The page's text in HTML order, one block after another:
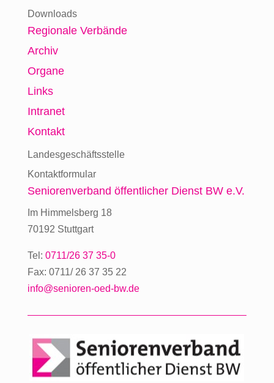
Downloads
Regionale Verbände
Archiv
Organe
Links
Intranet
Kontakt
Landesgeschäftsstelle
Kontaktformular
Seniorenverband öffentlicher Dienst BW e.V.
Im Himmelsberg 18
70192 Stuttgart
Tel: 0711/26 37 35-0
Fax: 0711/ 26 37 35 22
info@senioren-oed-bw.de